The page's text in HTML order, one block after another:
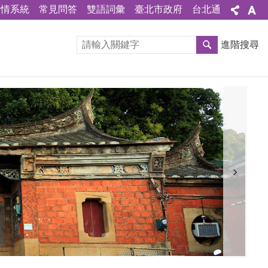
系統 常見問答 雙語詞彙 臺北市政府 台北通
進階搜尋